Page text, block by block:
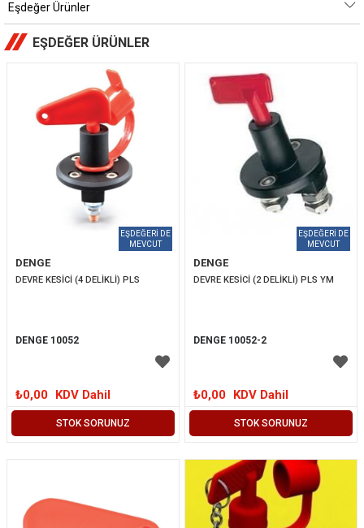
Eşdeğer Ürünler
EŞDEĞER ÜRÜNLER
STOK SORUNUZ
DENGE
DEVRE KESİCİ (4 DELİKLİ) PLS
DENGE 10052
₺0,00 KDV Dahil
STOK SORUNUZ
DENGE
DEVRE KESİCİ (2 DELİKLİ) PLS YM
DENGE 10052-2
₺0,00 KDV Dahil